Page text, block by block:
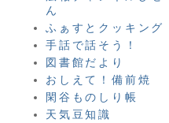
ん
ふぁすとクッキング
手話で話そう！
図書館だより
おしえて！備前焼
閑谷ものしり帳
天気豆知識